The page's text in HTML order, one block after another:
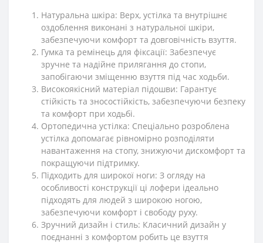
Натуральна шкіра: Верх, устілка та внутрішнє
оздоблення виконані з натуральної шкіри,
забезпечуючи комфорт та довговічність взуття.
Гумка та ремінець для фіксації: Забезпечує
зручне та надійне прилягання до стопи,
запобігаючи зміщенню взуття під час ходьби.
Високоякісний матеріал підошви: Гарантує
стійкість та зносостійкість, забезпечуючи безпеку
та комфорт при ходьбі.
Ортопедична устілка: Спеціально розроблена
устілка допомагає рівномірно розподіляти
навантаження на стопу, знижуючи дискомфорт та
покращуючи підтримку.
Підходить для широкої ноги: З огляду на
особливості конструкції ці лофери ідеально
підходять для людей з широкою ногою,
забезпечуючи комфорт і свободу руху.
Зручний дизайн і стиль: Класичний дизайн у
поєднанні з комфортом робить це взуття